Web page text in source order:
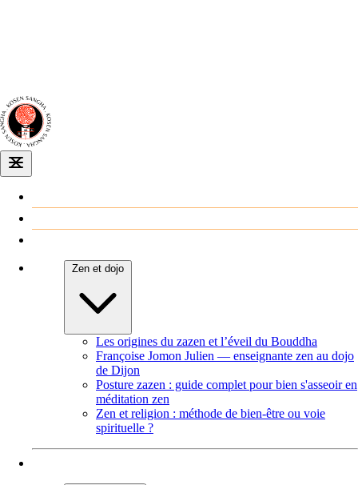
Zen et dojo
Les origines du zazen et l’éveil du Bouddha
Françoise Jomon Julien — enseignante zen au dojo
de Dijon
Posture zazen : guide complet pour bien s'asseoir en
méditation zen
Zen et religion : méthode de bien-être ou voie
spirituelle ?